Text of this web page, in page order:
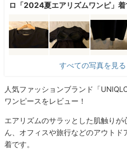
ロ「2024夏エアリズムワンピ」着
すべての写真を見る
人気ファッションブランド「
ワンピースをレビュー！
エアリズムのサラッとした肌触りが
ん、オフィスや旅行などのアウトド
着です。